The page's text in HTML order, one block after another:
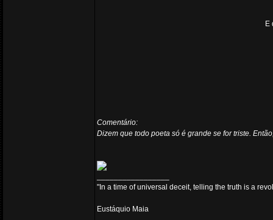
E
Comentário:
Dizem que todo poeta só é grande se for triste.
"In a time of universal deceit, telling the truth is a
Eustáquio Maia